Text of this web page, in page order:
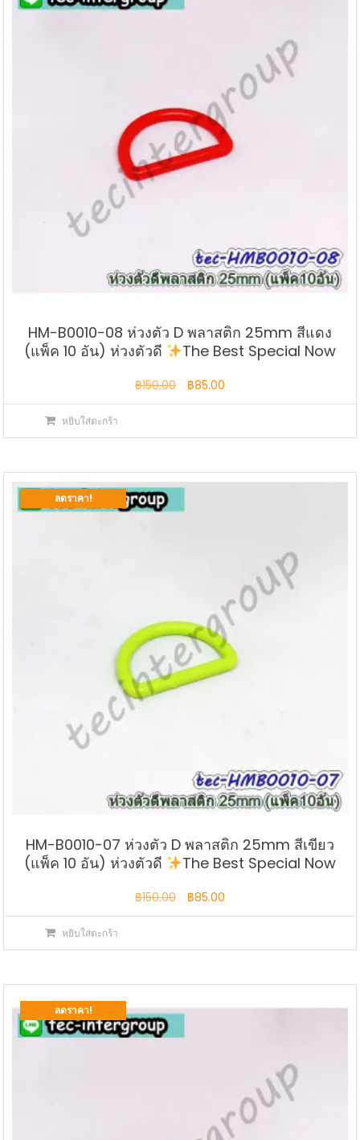
HM-B0010-08 ห่วงตัว D พลาสติก 25mm สีแดง
(แพ็ค 10 อัน) ห่วงตัวดี
The Best Special Now
฿150.00
Original
price
฿85.00
price
หยิบใส่ตะกร้า
ลดราคา!
HM-B0010-07 ห่วงตัว D พลาสติก 25mm สีเขียว
(แพ็ค 10 อัน) ห่วงตัวดี
The Best Special Now
฿150.00
Original
price
฿85.00
price
หยิบใส่ตะกร้า
ลดราคา!